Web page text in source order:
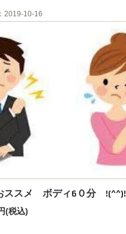
2019-10-16
ススメ ボディ6０分 !(^^)!
(税込)